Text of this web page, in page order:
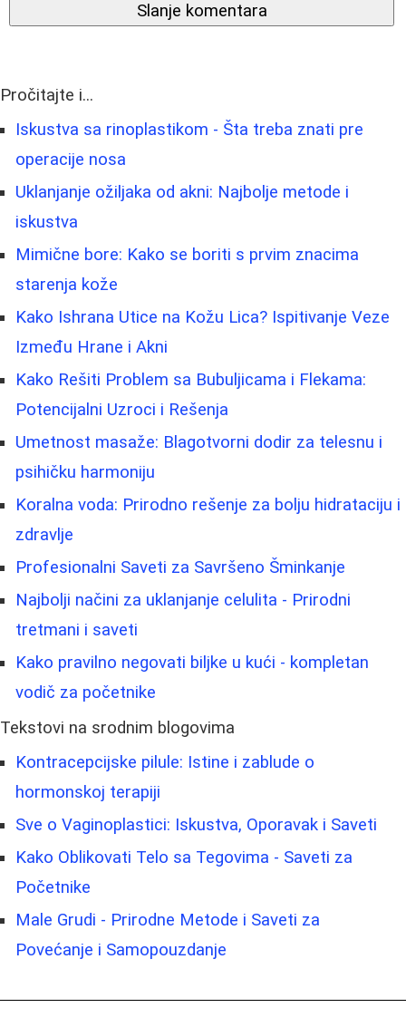
Slanje komentara
Pročitajte i...
Iskustva sa rinoplastikom - Šta treba znati pre
operacije nosa
Uklanjanje ožiljaka od akni: Najbolje metode i
iskustva
Mimične bore: Kako se boriti s prvim znacima
starenja kože
Kako Ishrana Utice na Kožu Lica? Ispitivanje Veze
Između Hrane i Akni
Kako Rešiti Problem sa Bubuljicama i Flekama:
Potencijalni Uzroci i Rešenja
Umetnost masaže: Blagotvorni dodir za telesnu i
psihičku harmoniju
Koralna voda: Prirodno rešenje za bolju hidrataciju i
zdravlje
Profesionalni Saveti za Savršeno Šminkanje
Najbolji načini za uklanjanje celulita - Prirodni
tretmani i saveti
Kako pravilno negovati biljke u kući - kompletan
vodič za početnike
Tekstovi na srodnim blogovima
Kontracepcijske pilule: Istine i zablude o
hormonskoj terapiji
Sve o Vaginoplastici: Iskustva, Oporavak i Saveti
Kako Oblikovati Telo sa Tegovima - Saveti za
Početnike
Male Grudi - Prirodne Metode i Saveti za
Povećanje i Samopouzdanje